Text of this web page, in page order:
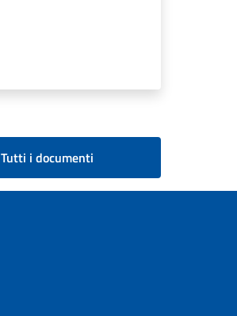
Tutti i documenti